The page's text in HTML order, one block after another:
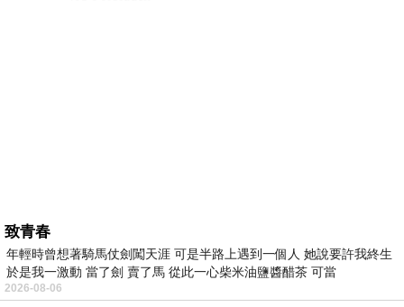
致青春
年輕時曾想著騎馬仗劍闖天涯 可是半路上遇到一個人 她說要許我終生
於是我一激動 當了劍 賣了馬 從此一心柴米油鹽醬醋茶 可當
2026-08-06